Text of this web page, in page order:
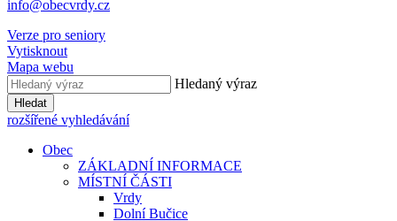
info@obecvrdy.cz
Verze pro seniory
Vytisknout
Mapa webu
Hledaný výraz
Hledat
rozšířené vyhledávání
Obec
ZÁKLADNÍ INFORMACE
MÍSTNÍ ČÁSTI
Vrdy
Dolní Bučice